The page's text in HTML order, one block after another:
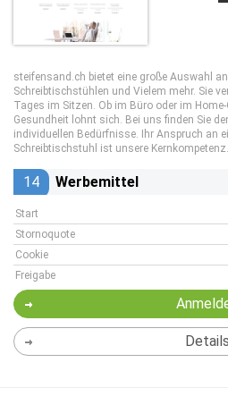
steifensand.ch bietet eine große Auswahl
Schreibtischstühlen und Vielem mehr. Sie
Tages im Sitzen. Ob im Büro oder im
Gesundheit lohnt sich. Bei uns finden Sie
individuellen Bedürfnisse. Ihr Anspruch an
Schreibtischstuhl ist unsere Kernkompetenz.
14 Werbemittel
Start
Stornoquote
Cookie
Freigabe
Details